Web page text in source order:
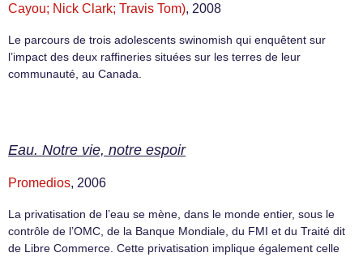
Cayou; Nick Clark; Travis Tom), 2008
Le parcours de trois adolescents swinomish qui enquêtent sur
l’impact des deux raffineries situées sur les terres de leur
communauté, au Canada.
Eau. Notre vie, notre espoir
Promedios, 2006
La privatisation de l’eau se mène, dans le monde entier, sous le
contrôle de l’OMC, de la Banque Mondiale, du FMI et du Traité dit
de Libre Commerce. Cette privatisation implique également celle